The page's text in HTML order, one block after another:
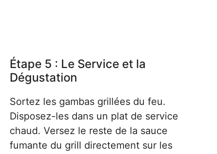
Étape 5 : Le Service et la
Dégustation
Sortez les gambas grillées du feu.
Disposez-les dans un plat de service
chaud. Versez le reste de la sauce
fumante du grill directement sur les